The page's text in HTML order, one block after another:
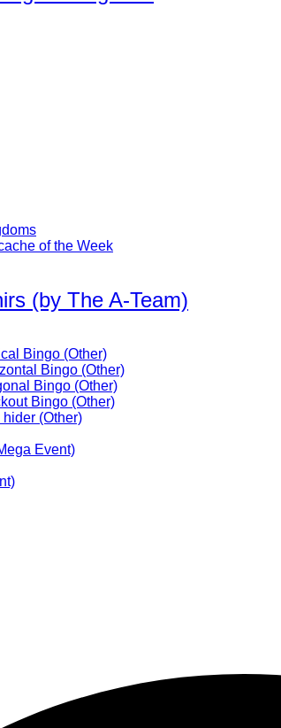
of the Week
(by The A-Team)
Bingo (Other)
Bingo (Other)
Bingo (Other)
Bingo (Other)
(Other)
Event)